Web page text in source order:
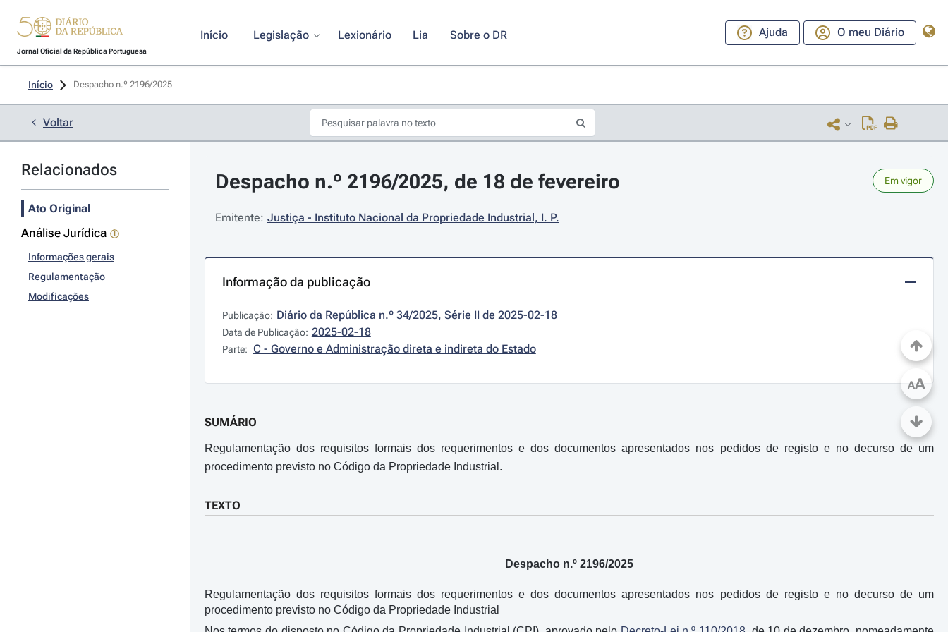
Jornal Oficial da República Portuguesa
Início Legislação Lexionário Lia Sobre o DR Ajuda O meu Diário
Início Despacho n.º 2196/2025
Voltar
Relacionados
Ato Original
Análise Jurídica
Informações gerais
Regulamentação
Modificações
Despacho n.º 2196/2025, de 18 de fevereiro Em vigor
Emitente: Justiça - Instituto Nacional da Propriedade Industrial, I. P.
Informação da publicação
Publicação: Diário da República n.º 34/2025, Série II de 2025-02-18
Data de Publicação: 2025-02-18
Parte: C - Governo e Administração direta e indireta do Estado
SUMÁRIO
Regulamentação dos requisitos formais dos requerimentos e dos documentos apresentados nos pedidos de registo e no decurso de um
procedimento previsto no Código da Propriedade Industrial.
TEXTO
Despacho n.º 2196/2025
Regulamentação dos requisitos formais dos requerimentos e dos documentos apresentados nos pedidos de registo e no decurso de um
procedimento previsto no Código da Propriedade Industrial
AA